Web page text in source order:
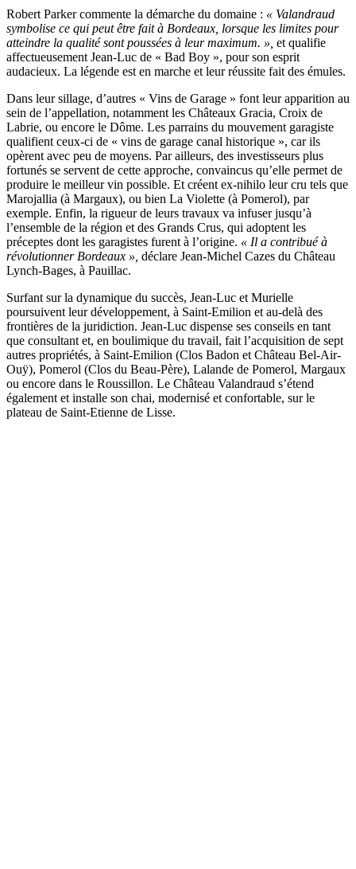
Robert Parker commente la démarche du domaine : « Valandraud
symbolise ce qui peut être fait à Bordeaux, lorsque les limites pour
atteindre la qualité sont poussées à leur maximum. », et qualifie
affectueusement Jean-Luc de « Bad Boy », pour son esprit
audacieux. La légende est en marche et leur réussite fait des émules.
Dans leur sillage, d’autres « Vins de Garage » font leur apparition au
sein de l’appellation, notamment les Châteaux Gracia, Croix de
Labrie, ou encore le Dôme. Les parrains du mouvement garagiste
qualifient ceux-ci de « vins de garage canal historique », car ils
opèrent avec peu de moyens. Par ailleurs, des investisseurs plus
fortunés se servent de cette approche, convaincus qu’elle permet de
produire le meilleur vin possible. Et créent ex-nihilo leur cru tels que
Marojallia (à Margaux), ou bien La Violette (à Pomerol), par
exemple. Enfin, la rigueur de leurs travaux va infuser jusqu’à
l’ensemble de la région et des Grands Crus, qui adoptent les
préceptes dont les garagistes furent à l’origine. « Il a contribué à
révolutionner Bordeaux », déclare Jean-Michel Cazes du Château
Lynch-Bages, à Pauillac.
Surfant sur la dynamique du succès, Jean-Luc et Murielle
poursuivent leur développement, à Saint-Emilion et au-delà des
frontières de la juridiction. Jean-Luc dispense ses conseils en tant
que consultant et, en boulimique du travail, fait l’acquisition de sept
autres propriétés, à Saint-Emilion (Clos Badon et Château Bel-Air-
Ouÿ), Pomerol (Clos du Beau-Père), Lalande de Pomerol, Margaux
ou encore dans le Roussillon. Le Château Valandraud s’étend
également et installe son chai, modernisé et confortable, sur le
plateau de Saint-Etienne de Lisse.